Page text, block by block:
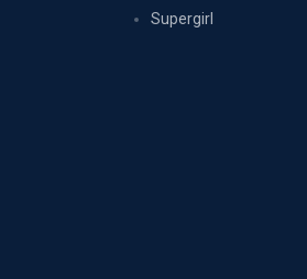
Supergirl